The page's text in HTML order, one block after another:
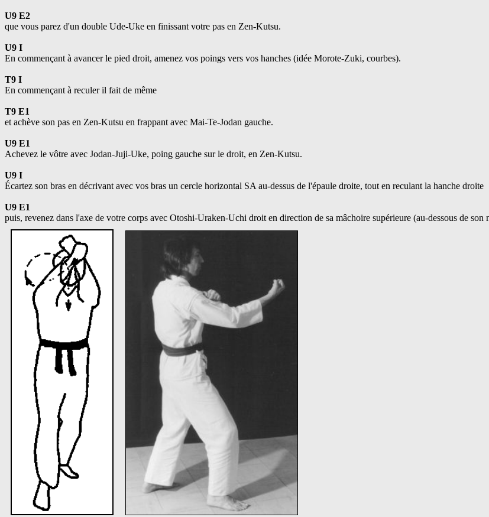
U9 E2
que vous parez d'un double Ude-Uke en finissant votre pas en Zen-Kutsu.
U9 I
En commençant à avancer le pied droit, amenez vos poings vers vos hanches (idée Morote-Zuki, courbes).
T9 I
En commençant à reculer il fait de même
T9 E1
et achève son pas en Zen-Kutsu en frappant avec Mai-Te-Jodan gauche.
U9 E1
Achevez le vôtre avec Jodan-Juji-Uke, poing gauche sur le droit, en Zen-Kutsu.
U9 I
Écartez son bras en décrivant avec vos bras un cercle horizontal SA au-dessus de l'épaule droite, tout en reculant la hanche droite
U9 E1
puis, revenez dans l'axe de votre corps avec Otoshi-Uraken-Uchi droit en direction de sa mâchoire supérieure (au-dessous de